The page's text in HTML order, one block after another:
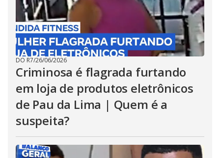
DO R7/26/06/2026
Criminosa é flagrada furtando
em loja de produtos eletrônicos
de Pau da Lima | Quem é a
suspeita?